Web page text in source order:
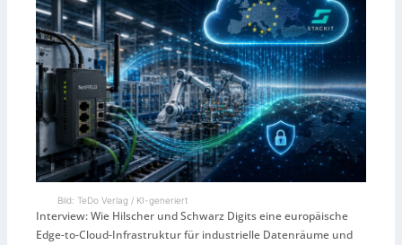
Bild: TeDo Verlag / KI-generiert
Interview: Wie Hilscher und Schwarz Digits eine europäische
Edge-to-Cloud-Infrastruktur für industrielle Datenräume und